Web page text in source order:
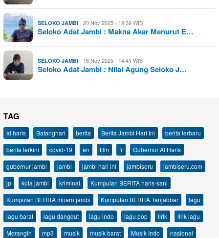
SELOKO JAMBI 20 Nov 2025 - 19:39 WIB
Seloko Adat Jambi : Makna Akar Menurut E…
SELOKO JAMBI 16 Nov 2025 - 14:41 WIB
Seloko Adat Jambi : Nilai Agung Seloko J…
TAG
al haris Batanghari berita Berita Jambi Hari Ini
berita terbaru
berita terkini
covid-19 en film fr
Gubernur Al Haris
gubernur jambi
jambi jambi hari ini jambiseru
jambiseru.com
jp
kota jambi kriminal
Kumpulan BERITA haris-sani
Kumpulan BERITA muaro jambi
Kumpulan BERITA Tanjabbar
lagu
lagu barat
lagu dangdut lagu indo lagu pop lirik
lirik lagu
Merangin
mp3 musik musik barat Musik Indo
nasional